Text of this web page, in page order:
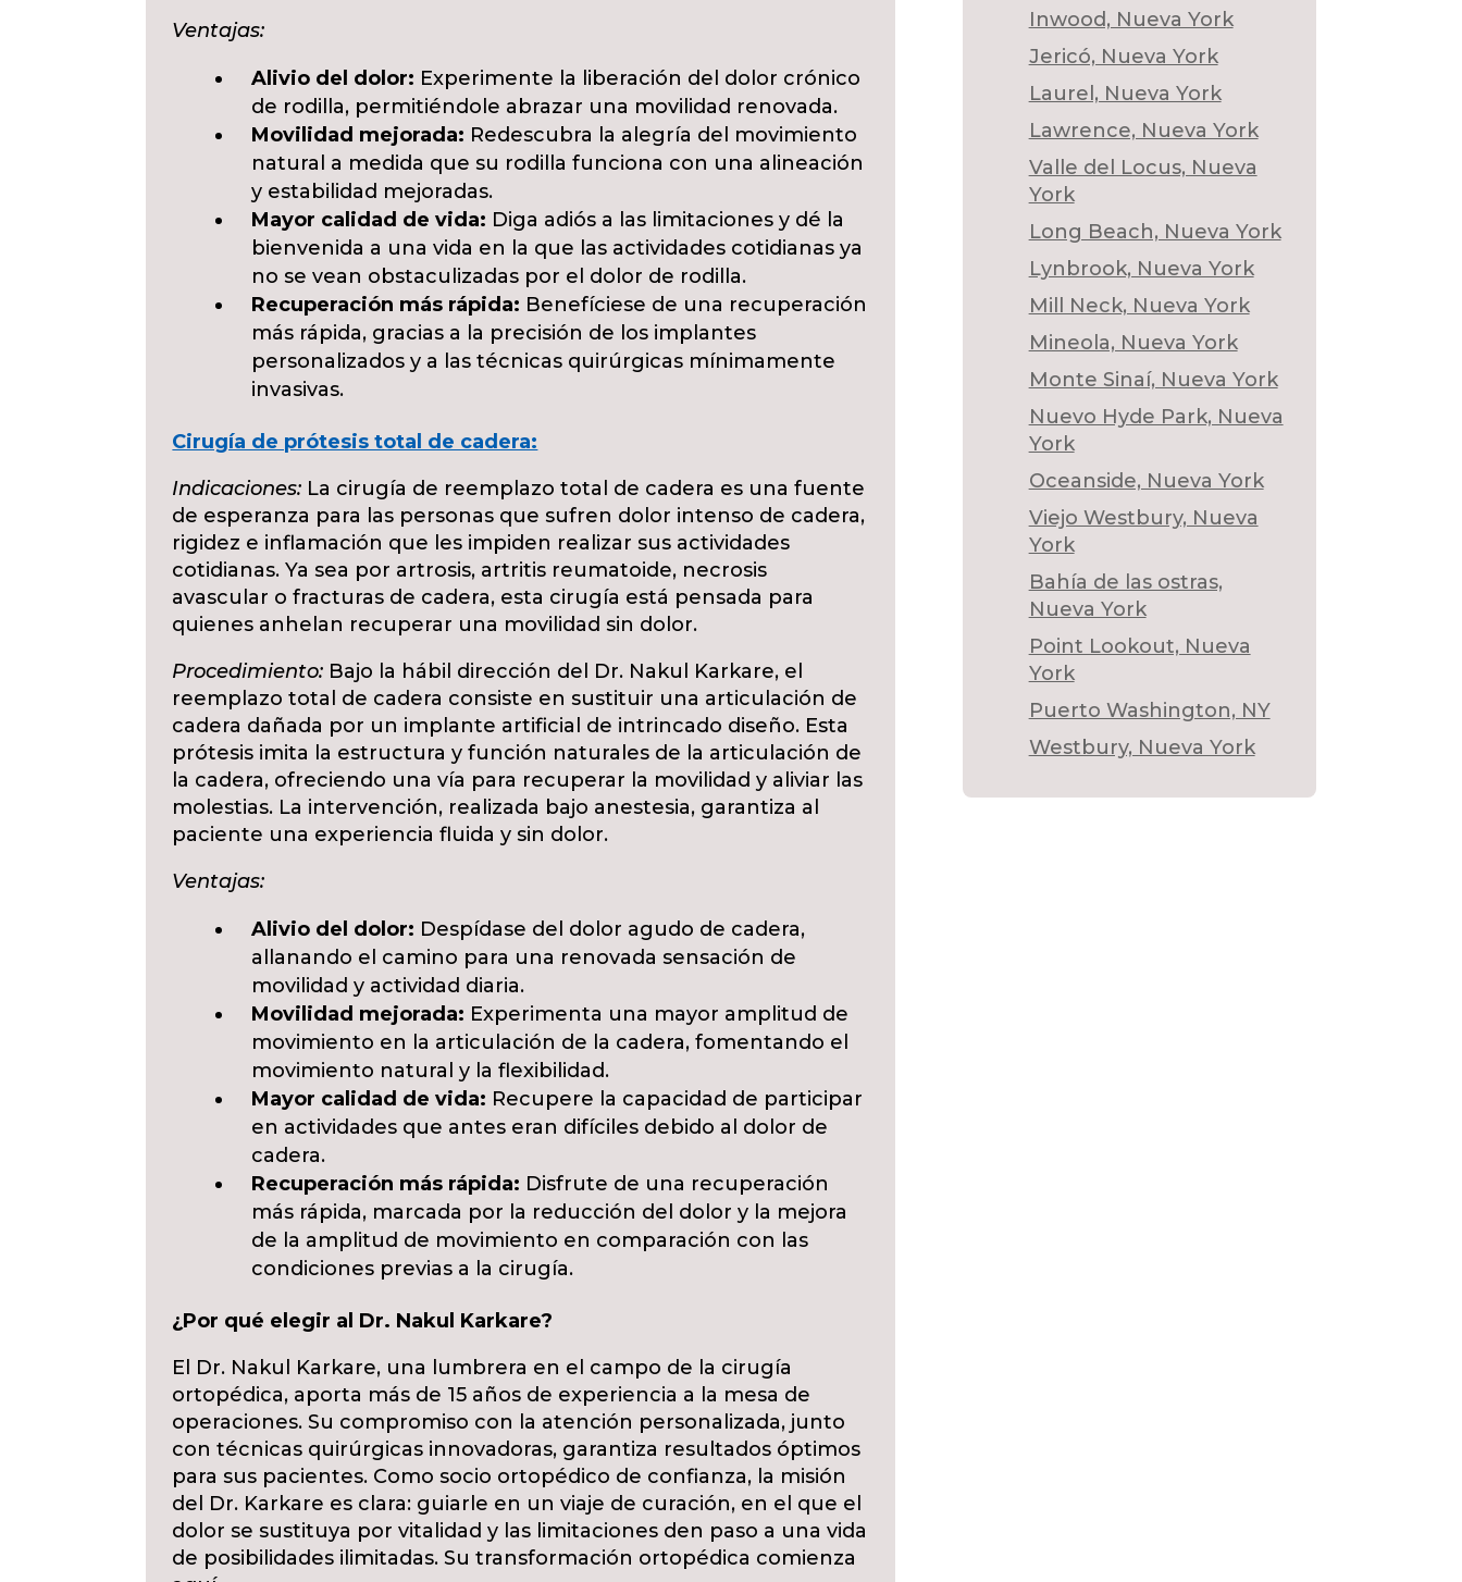
Ventajas:
Alivio del dolor: Experimente la liberación del dolor crónico
de rodilla, permitiéndole abrazar una movilidad renovada.
Movilidad mejorada: Redescubra la alegría del movimiento
natural a medida que su rodilla funciona con una alineación
y estabilidad mejoradas.
Mayor calidad de vida: Diga adiós a las limitaciones y dé la
bienvenida a una vida en la que las actividades cotidianas ya
no se vean obstaculizadas por el dolor de rodilla.
Recuperación más rápida: Benefíciese de una recuperación
más rápida, gracias a la precisión de los implantes
personalizados y a las técnicas quirúrgicas mínimamente
invasivas.
Cirugía de prótesis total de cadera:
Indicaciones: La cirugía de reemplazo total de cadera es una fuente
de esperanza para las personas que sufren dolor intenso de cadera,
rigidez e inflamación que les impiden realizar sus actividades
cotidianas. Ya sea por artrosis, artritis reumatoide, necrosis
avascular o fracturas de cadera, esta cirugía está pensada para
quienes anhelan recuperar una movilidad sin dolor.
Procedimiento: Bajo la hábil dirección del Dr. Nakul Karkare, el
reemplazo total de cadera consiste en sustituir una articulación de
cadera dañada por un implante artificial de intrincado diseño. Esta
prótesis imita la estructura y función naturales de la articulación de
la cadera, ofreciendo una vía para recuperar la movilidad y aliviar las
molestias. La intervención, realizada bajo anestesia, garantiza al
paciente una experiencia fluida y sin dolor.
Ventajas:
Alivio del dolor: Despídase del dolor agudo de cadera,
allanando el camino para una renovada sensación de
movilidad y actividad diaria.
Movilidad mejorada: Experimenta una mayor amplitud de
movimiento en la articulación de la cadera, fomentando el
movimiento natural y la flexibilidad.
Mayor calidad de vida: Recupere la capacidad de participar
en actividades que antes eran difíciles debido al dolor de
cadera.
Recuperación más rápida: Disfrute de una recuperación
más rápida, marcada por la reducción del dolor y la mejora
de la amplitud de movimiento en comparación con las
condiciones previas a la cirugía.
¿Por qué elegir al Dr. Nakul Karkare?
El Dr. Nakul Karkare, una lumbrera en el campo de la cirugía
ortopédica, aporta más de 15 años de experiencia a la mesa de
operaciones. Su compromiso con la atención personalizada, junto
con técnicas quirúrgicas innovadoras, garantiza resultados óptimos
para sus pacientes. Como socio ortopédico de confianza, la misión
del Dr. Karkare es clara: guiarle en un viaje de curación, en el que el
dolor se sustituya por vitalidad y las limitaciones den paso a una vida
de posibilidades ilimitadas. Su transformación ortopédica comienza
Inwood, Nueva York
Jericó, Nueva York
Laurel, Nueva York
Lawrence, Nueva York
Valle del Locus, Nueva
York
Long Beach, Nueva York
Lynbrook, Nueva York
Mill Neck, Nueva York
Mineola, Nueva York
Monte Sinaí, Nueva York
Nuevo Hyde Park, Nueva
York
Oceanside, Nueva York
Viejo Westbury, Nueva
York
Bahía de las ostras,
Nueva York
Point Lookout, Nueva
York
Puerto Washington, NY
Westbury, Nueva York